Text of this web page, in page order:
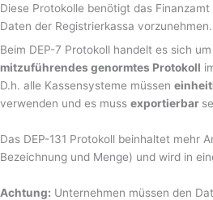
Diese Protokolle benötigt das
Daten der Registrierkassa vorzunehmen.
Beim DEP-7 Protokoll handelt es sich
mitzuführendes genormtes Protokoll
D.h. alle Kassensysteme müssen
verwenden und es muss exportierbar
Das DEP-131 Protokoll beinhaltet mehr
Bezeichnung und Menge) und wird in
Achtung: Unternehmen müssen den